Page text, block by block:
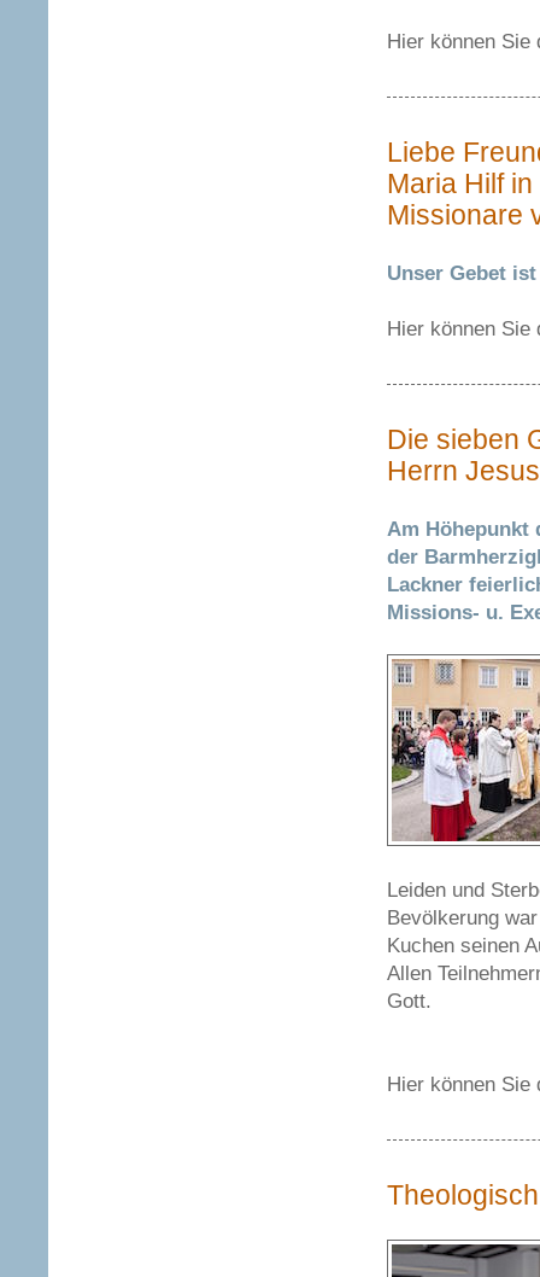
Hier können Sie
Liebe
Maria Hilf
Missionare
Unser Gebet
Hier können Sie
Die sieben
Herrn
Am Höhepunkt
der
Lackner
Missions- u.
Leiden und
Bevölkerung
Kuchen seinen
Allen
Gott.
Hier können Sie